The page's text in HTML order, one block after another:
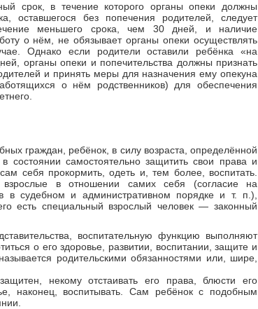
срок, в течение которого органы опеки должны
оставшегося без попечения родителей, следует
меньшего срока, чем 30 дней, и наличие
о нём, не обязывает органы опеки осуществлять
Однако если родители оставили ребёнка «на
органы опеки и попечительства должны признать
и принять меры для назначения ему опекуна
о нём родственников) для обеспечения
граждан, ребёнок, в силу возраста, определённой
состоянии самостоятельно защитить свои права и
себя прокормить, одеть и, тем более, воспитать.
в отношении самих себя (согласие на
в судебном и административном порядке и т. п.),
есть специальный взрослый человек — законный
воспитательную функцию выполняют
о его здоровье, развитии, воспитании, защите и
родительскими обязанностями или, шире,
некому отстаивать его права, блюсти его
наконец, воспитывать. Сам ребёнок с подобным